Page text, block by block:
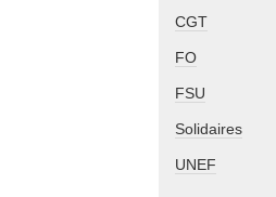
CGT
FO
FSU
Solidaires
UNEF